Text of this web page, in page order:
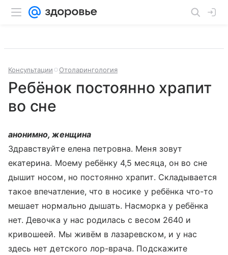
Консультации Отоларингология
Ребёнок постоянно храпит
во сне
анонимно, женщина
Здравствуйте елена петровна. Меня зовут
екатерина. Моему ребёнку 4,5 месяца, он во сне
дышит носом, но постоянно храпит. Складывается
такое впечатление, что в носике у ребёнка что-то
мешает нормально дышать. Насморка у ребёнка
нет. Девочка у нас родилась с весом 2640 и
кривошеей. Мы живём в лазаревском, и у нас
здесь нет детского лор-врача. Подскажите